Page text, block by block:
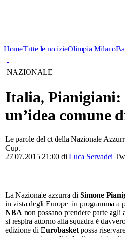
HomeTutte le notizieOlimpia Milano
NAZIONALE
Italia,
un’idea comune
Le parole del ct della Nazionale
Cup.
27.07.2015 21:00 di Luca Servadei
La Nazionale azzurra di Simone
in vista degli Europei in programma a
NBA non possano prendere parte
si respira attorno alla squadra è
edizione di Eurobasket possa